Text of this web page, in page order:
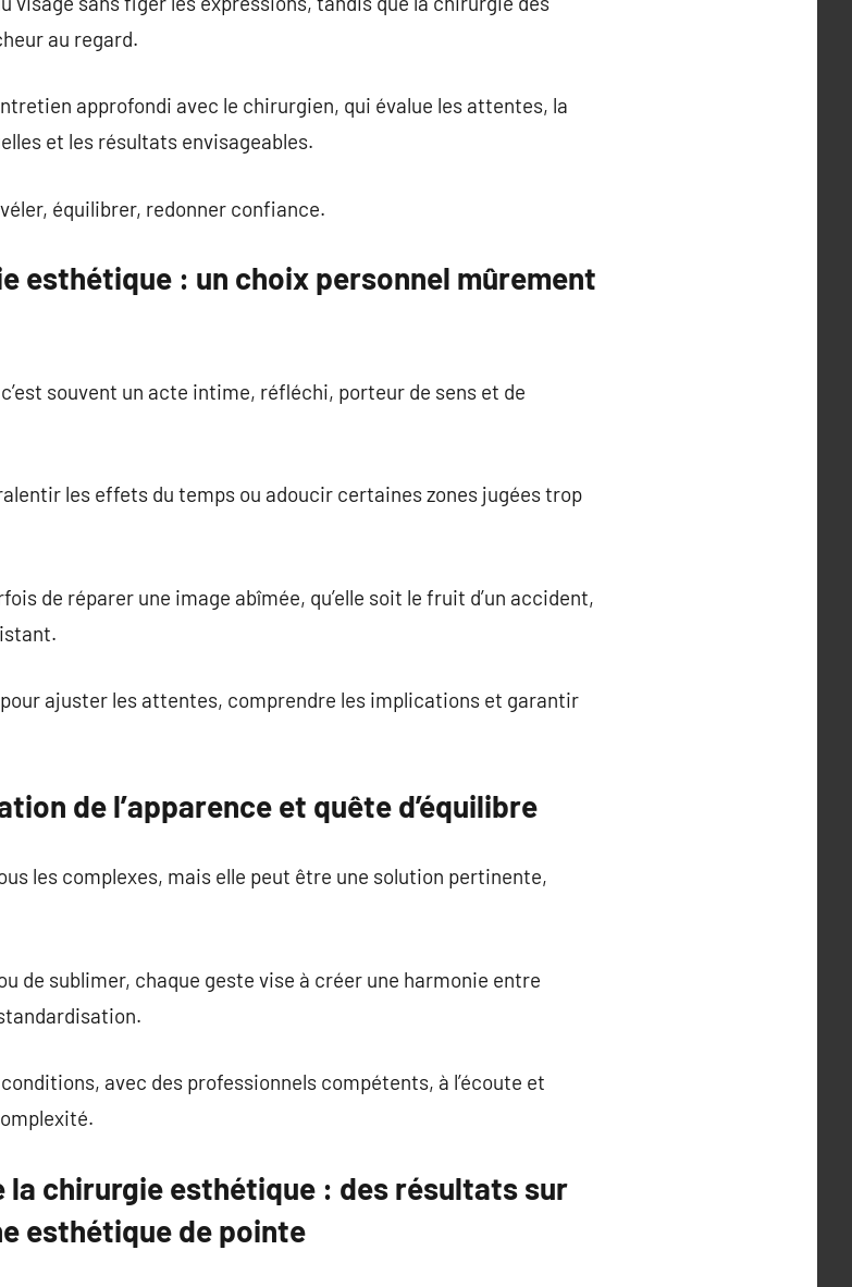
au regard.
approfondi avec le chirurgien, qui évalue les attentes, la
et les résultats envisageables.
équilibrer, redonner confiance.
esthétique : un choix personnel mûrement
souvent un acte intime, réfléchi, porteur de sens et de
les effets du temps ou adoucir certaines zones jugées trop
de réparer une image abîmée, qu’elle soit le fruit d’un accident,
ajuster les attentes, comprendre les implications et garantir
de l’apparence et quête d’équilibre
les complexes, mais elle peut être une solution pertinente,
de sublimer, chaque geste vise à créer une harmonie entre
avec des professionnels compétents, à l’écoute et
la chirurgie esthétique : des résultats sur
esthétique de pointe